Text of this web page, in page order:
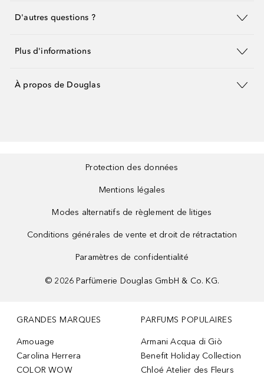
D'autres questions ?
Plus d'informations
À propos de Douglas
Protection des données
Mentions légales
Modes alternatifs de règlement de litiges
Conditions générales de vente et droit de rétractation
Paramètres de confidentialité
© 2026 Parfümerie Douglas GmbH & Co. KG.
GRANDES MARQUES
Amouage
Carolina Herrera
COLOR WOW
PARFUMS POPULAIRES
Armani Acqua di Giò
Benefit Holiday Collection
Chloé Atelier des Fleurs